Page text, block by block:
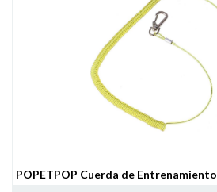
POPETPOP Cuerda de Entrenamiento